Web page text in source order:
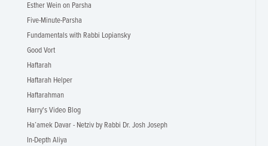
Esther Wein on Parsha
Five-Minute-Parsha
Fundamentals with Rabbi Lopiansky
Good Vort
Haftarah
Haftarah Helper
Haftarahman
Harry's Video Blog
Ha’amek Davar - Netziv by Rabbi Dr. Josh Joseph
In-Depth Aliya